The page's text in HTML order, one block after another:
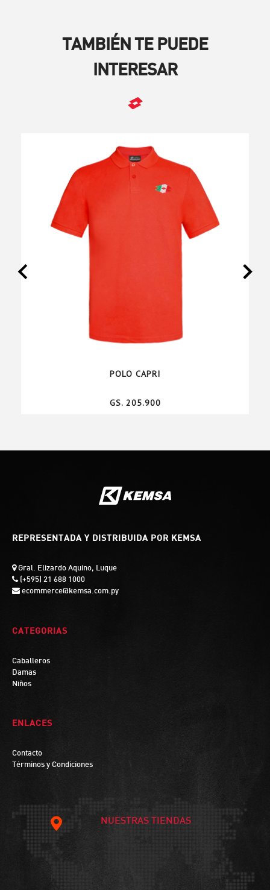
TAMBIÉN TE PUEDE
INTERESAR
POLO CAPRI
GS. 205.900
REPRESENTADA Y DISTRIBUIDA POR KEMSA
Gral. Elizardo Aquino, Luque
(+595) 21 688 1000
ecommerce@kemsa.com.py
CATEGORIAS
Caballeros
Damas
Niños
ENLACES
Contacto
Términos y Condiciones
NUESTRAS TIENDAS